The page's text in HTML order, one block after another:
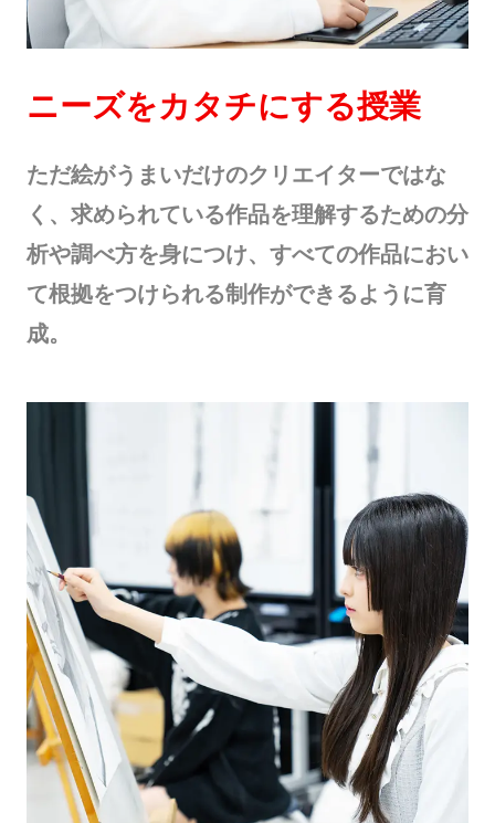
ニーズをカタチにする授業
ただ絵がうまいだけのクリエイターではな
く、求められている作品を理解するための分
析や調べ方を身につけ、すべての作品におい
て根拠をつけられる制作ができるように育
成。